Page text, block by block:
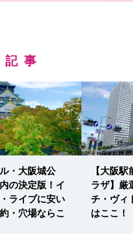
事
・大阪城公
の決定版！イ
ライブに安い
・穴場ならこ
【大阪
ラザ】厳
チ・ヴィ
はここ！